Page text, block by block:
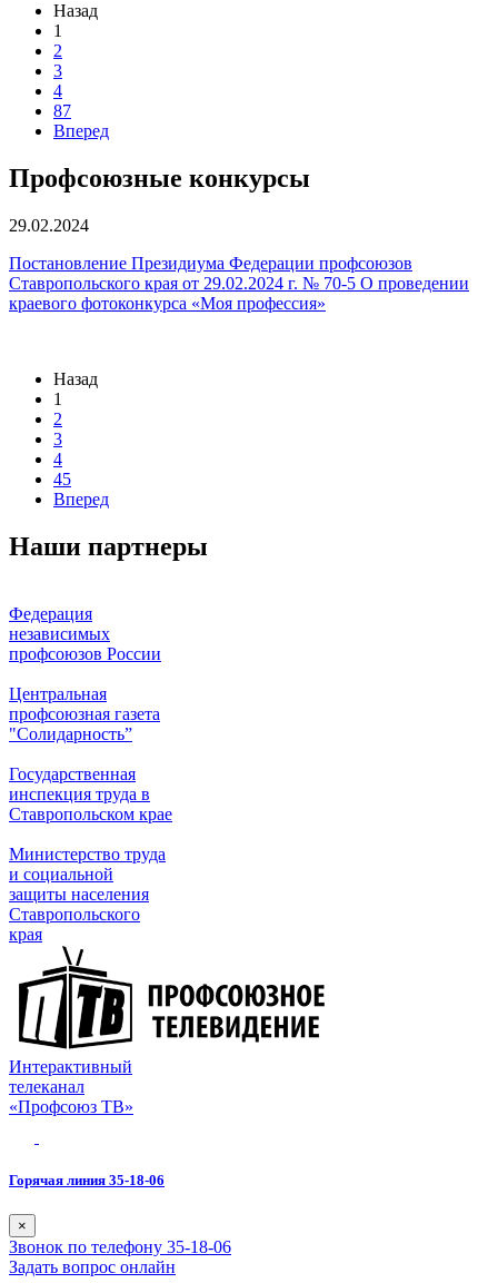
Назад
1
2
3
4
87
Вперед
Профсоюзные конкурсы
29.02.2024
Постановление Президиума Федерации профсоюзов
Ставропольского края от 29.02.2024 г. № 70-5 О проведении
краевого фотоконкурса «Моя профессия»
Назад
1
2
3
4
45
Вперед
Наши партнеры
Федерация
независимых
профсоюзов России
Центральная
профсоюзная газета
"Солидарность”
Государственная
инспекция труда в
Ставропольском крае
Министерство труда
и социальной
защиты населения
Ставропольского
края
Интерактивный
телеканал
«Профсоюз ТВ»
Горячая линия 35-18-06
×
Звонок по телефону 35-18-06
Задать вопрос онлайн